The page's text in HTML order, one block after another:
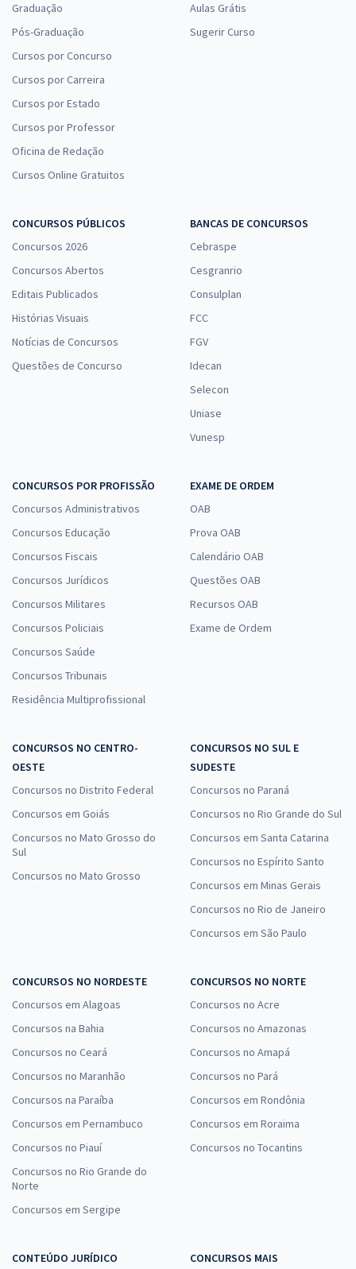
Graduação
Pós-Graduação
Cursos por Concurso
Cursos por Carreira
Cursos por Estado
Cursos por Professor
Oficina de Redação
Cursos Online Gratuitos
Aulas Grátis
Sugerir Curso
CONCURSOS PÚBLICOS
Concursos 2026
Concursos Abertos
Editais Publicados
Histórias Visuais
Notícias de Concursos
Questões de Concurso
BANCAS DE CONCURSOS
Cebraspe
Cesgranrio
Consulplan
FCC
FGV
Idecan
Selecon
Uniase
Vunesp
CONCURSOS POR PROFISSÃO
Concursos Administrativos
Concursos Educação
Concursos Fiscais
Concursos Jurídicos
Concursos Militares
Concursos Policiais
Concursos Saúde
Concursos Tribunais
Residência Multiprofissional
EXAME DE ORDEM
OAB
Prova OAB
Calendário OAB
Questões OAB
Recursos OAB
Exame de Ordem
CONCURSOS NO CENTRO-
OESTE
Concursos no Distrito Federal
Concursos em Goiás
Concursos no Mato Grosso do
Sul
Concursos no Mato Grosso
CONCURSOS NO SUL E
SUDESTE
Concursos no Paraná
Concursos no Rio Grande do Sul
Concursos em Santa Catarina
Concursos no Espírito Santo
Concursos em Minas Gerais
Concursos no Rio de Janeiro
Concursos em São Paulo
CONCURSOS NO NORDESTE
Concursos em Alagoas
Concursos na Bahia
Concursos no Ceará
Concursos no Maranhão
Concursos na Paraíba
Concursos em Pernambuco
Concursos no Piauí
Concursos no Rio Grande do
Norte
Concursos em Sergipe
CONCURSOS NO NORTE
Concursos no Acre
Concursos no Amazonas
Concursos no Amapá
Concursos no Pará
Concursos em Rondônia
Concursos em Roraima
Concursos no Tocantins
CONTEÚDO JURÍDICO
CONCURSOS MAIS